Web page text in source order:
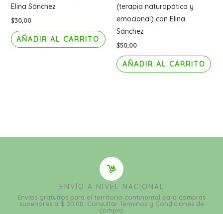
Elina Sánchez
$30,00
AÑADIR AL CARRITO
(terapia naturopática y
emocional) con Elina
Sánchez
$50,00
AÑADIR AL CARRITO
ENVÍO A NIVEL NACIONAL
Envíos gratuitos para el territorio continental para compras
superiores a $ 20,00. Consultar Términos y Condiciones de
compra.